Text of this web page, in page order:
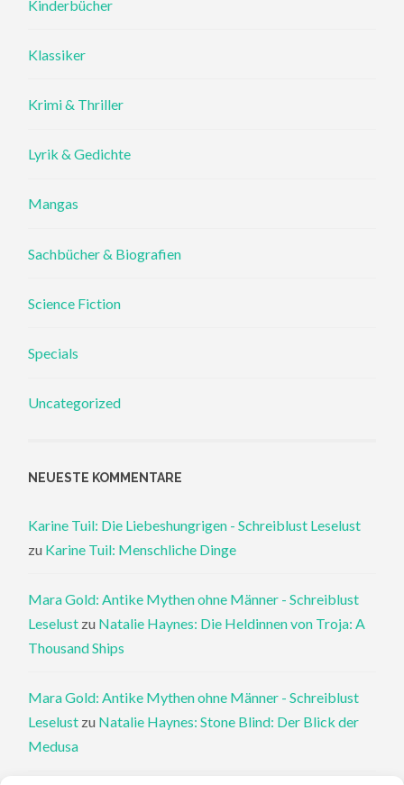
Kinderbücher
Klassiker
Krimi & Thriller
Lyrik & Gedichte
Mangas
Sachbücher & Biografien
Science Fiction
Specials
Uncategorized
NEUESTE KOMMENTARE
Karine Tuil: Die Liebeshungrigen - Schreiblust Leselust
zu Karine Tuil: Menschliche Dinge
Mara Gold: Antike Mythen ohne Männer - Schreiblust
Leselust zu Natalie Haynes: Die Heldinnen von Troja: A
Thousand Ships
Mara Gold: Antike Mythen ohne Männer - Schreiblust
Leselust zu Natalie Haynes: Stone Blind: Der Blick der
Medusa